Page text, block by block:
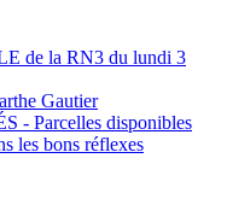
de la RN3 du lundi 3
Gautier
- Parcelles disponibles
les bons réflexes